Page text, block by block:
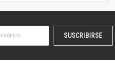
SUSCRIBIRSE